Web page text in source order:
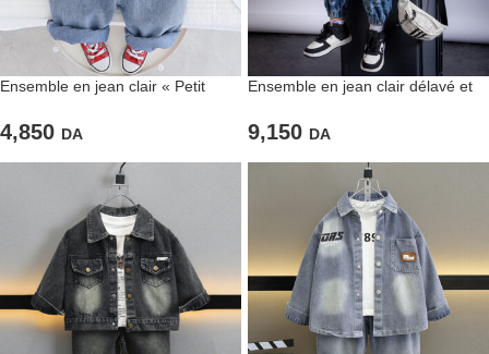
Ensemble en jean clair « Petit
4,850 DA
Ensemble en jean clair délavé et
9,150 DA